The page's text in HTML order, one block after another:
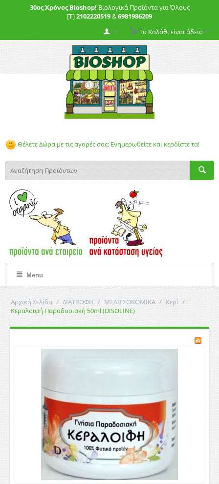
30ος Χρόνος Bioshop! Βιολογικά Προϊόντα για Όλους
[T]2102220519&6981986209
Το Καλάθι είναι άδειο
Θέλετε Δώρα με τις αγορές σας; Ενημερωθείτε και κερδίστε τα!
Menu
Αρχική Σελίδα / ΔΙΑΤΡΟΦΗ / ΜΕΛΙΣΣΟΚΟΜΙΚΑ / Κερί /
Κεραλοιφή Παραδοσιακή 50ml (DISOLINE)